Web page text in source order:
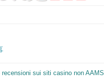
recensioni sui siti casino non AAMS